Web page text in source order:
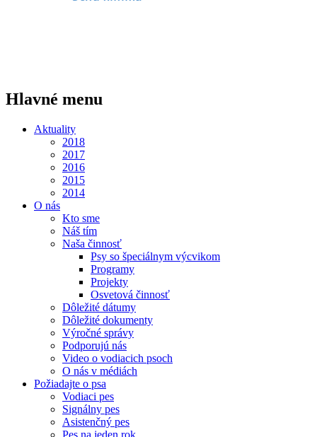
Hlavné menu
Aktuality
2018
2017
2016
2015
2014
O nás
Kto sme
Náš tím
Naša činnosť
Psy so špeciálnym výcvikom
Programy
Projekty
Osvetová činnosť
Dôležité dátumy
Dôležité dokumenty
Výročné správy
Podporujú nás
Video o vodiacich psoch
O nás v médiách
Požiadajte o psa
Vodiaci pes
Signálny pes
Asistenčný pes